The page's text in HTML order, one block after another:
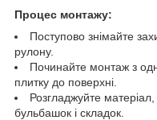
Процес монтажу:
Поступово знімайте
рулону.
Починайте монтаж з
плитку до поверхні.
Розгладжуйте
бульбашок і складок.